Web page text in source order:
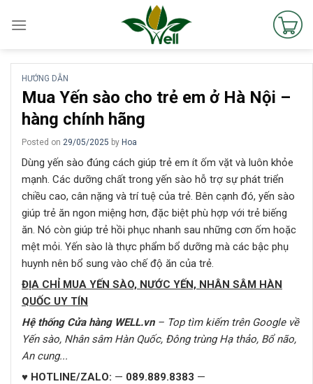
HƯỚNG DẪN
Mua Yến sào cho trẻ em ở Hà Nội –
hàng chính hãng
Posted on 29/05/2025 by Hoa
Dùng yến sào đúng cách giúp trẻ em ít ốm vặt và luôn khỏe
mạnh. Các dưỡng chất trong yến sào hỗ trợ sự phát triển
chiều cao, cân nặng và trí tuệ của trẻ. Bên cạnh đó, yến sào
giúp trẻ ăn ngon miệng hơn, đặc biệt phù hợp với trẻ biếng
ăn. Nó còn giúp trẻ hồi phục nhanh sau những cơn ốm hoặc
mệt mỏi. Yến sào là thực phẩm bổ dưỡng mà các bậc phụ
huynh nên bổ sung vào chế độ ăn của trẻ.
ĐỊA CHỈ MUA YẾN SÀO, NƯỚC YẾN, NHÂN SÂM HÀN
QUỐC UY TÍN
Hệ thống Cửa hàng WELL.vn – Top tìm kiếm trên Google về
Yến sào, Nhân sâm Hàn Quốc, Đông trùng Hạ thảo, Bổ não,
An cung...
♥ HOTLINE/ZALO: — 089.889.8383 —